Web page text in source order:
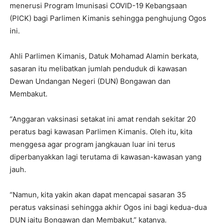
menerusi Program Imunisasi COVID-19 Kebangsaan
(PICK) bagi Parlimen Kimanis sehingga penghujung Ogos
ini.
Ahli Parlimen Kimanis, Datuk Mohamad Alamin berkata,
sasaran itu melibatkan jumlah penduduk di kawasan
Dewan Undangan Negeri (DUN) Bongawan dan
Membakut.
“Anggaran vaksinasi setakat ini amat rendah sekitar 20
peratus bagi kawasan Parlimen Kimanis. Oleh itu, kita
menggesa agar program jangkauan luar ini terus
diperbanyakkan lagi terutama di kawasan-kawasan yang
jauh.
“Namun, kita yakin akan dapat mencapai sasaran 35
peratus vaksinasi sehingga akhir Ogos ini bagi kedua-dua
DUN iaitu Bongawan dan Membakut,” katanya.